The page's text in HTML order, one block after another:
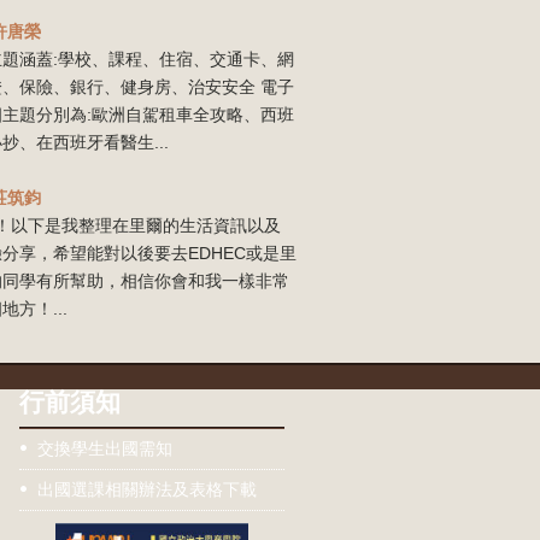
唐榮
涵蓋:學校、課程、住宿、交通卡、網
保險、銀行、健身房、治安安全 電子
題分別為:歐洲自駕租車全攻略、西班
、在西班牙看醫生...
筑鈞
以下是我整理在里爾的生活資訊以及
享，希望能對以後要去EDHEC或是里
學有所幫助，相信你會和我一樣非常
方！...
行前須知
交換學生出國需知
出國選課相關辦法及表格下載